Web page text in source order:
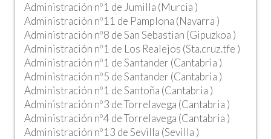
Administración nº1 de Jumilla (Murcia )
Administración nº11 de Pamplona (Navarra )
Administración nº8 de San Sebastian (Gipuzkoa )
Administración nº1 de Los Realejos (Sta.cruz.tfe )
Administración nº1 de Santander (Cantabria )
Administración nº5 de Santander (Cantabria )
Administración nº1 de Santoña (Cantabria )
Administración nº3 de Torrelavega (Cantabria )
Administración nº4 de Torrelavega (Cantabria )
Administración nº13 de Sevilla (Sevilla )